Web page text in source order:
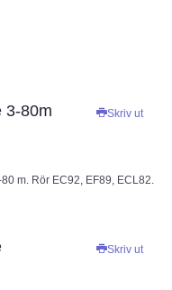
Skriv ut
3-80m
m. Rör EC92, EF89, ECL82.
Skriv ut